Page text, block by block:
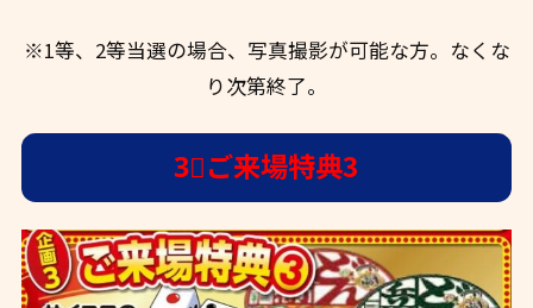
※1等、2等当選の場合、写真撮影が可能な方。なくな
り次第終了。
3⃣ご来場特典3